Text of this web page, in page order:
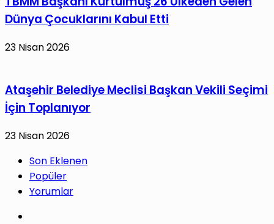
Dünya Çocuklarını Kabul Etti
23 Nisan 2026
Ataşehir Belediye Meclisi Başkan Vekili Seçimi
İçin Toplanıyor
23 Nisan 2026
Son Eklenen
Popüler
Yorumlar